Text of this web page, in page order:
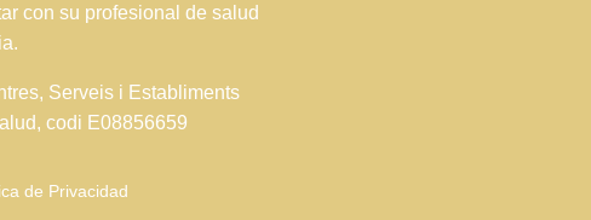
con su profesional de salud
Serveis i Establiments
codi E08856659
de Privacidad